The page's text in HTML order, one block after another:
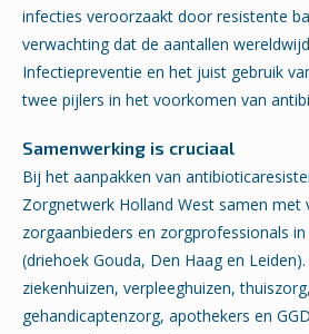
infecties veroorzaakt door resistente
verwachting dat de aantallen
Infectiepreventie en het juist gebruik
twee pijlers in het voorkomen van
Samenwerking is cruciaal
Bij het aanpakken van
Zorgnetwerk Holland West samen met
zorgaanbieders en zorgprofessionals
(driehoek Gouda, Den Haag en
ziekenhuizen, verpleeghuizen,
gehandicaptenzorg, apothekers en